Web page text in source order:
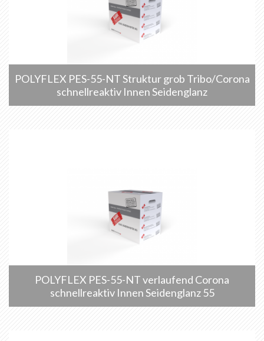
POLYFLEX PES-55-NT Struktur grob Tribo/Corona
schnellreaktiv Innen Seidenglanz
POLYFLEX PES-55-NT verlaufend Corona
schnellreaktiv Innen Seidenglanz 55